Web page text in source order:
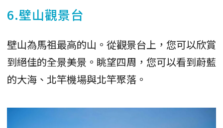
6.壁山觀景台
壁山為馬祖最高的山。從觀景台上，您可以欣賞
到絕佳的全景美景。眺望四周，您可以看到蔚藍
的大海、北竿機場與北竿聚落。